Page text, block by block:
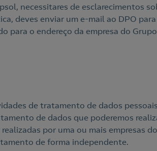
necessitares de esclarecimentos
deves enviar um e-mail ao DPO para
para o endereço da empresa do
de tratamento de dados
de dados que poderemos
por uma ou mais empresas
de forma independente.